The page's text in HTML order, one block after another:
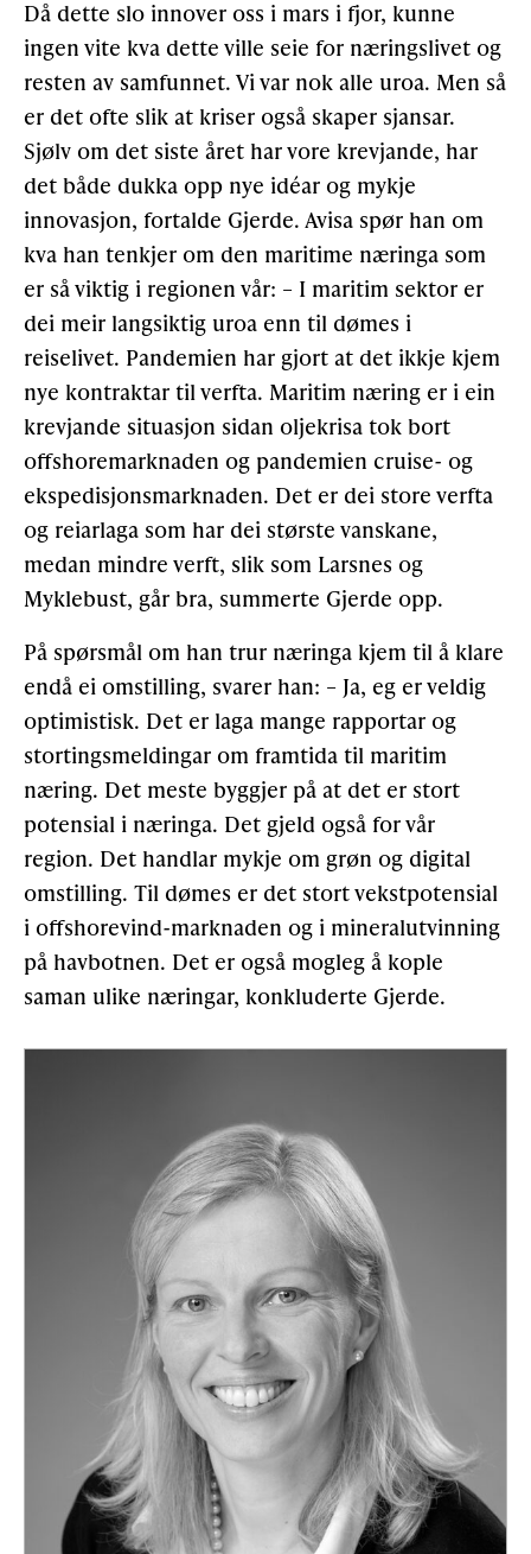
Då dette slo innover oss i mars i fjor, kunne
ingen vite kva dette ville seie for næringslivet og
resten av samfunnet. Vi var nok alle uroa. Men så
er det ofte slik at kriser også skaper sjansar.
Sjølv om det siste året har vore krevjande, har
det både dukka opp nye idéar og mykje
innovasjon, fortalde Gjerde. Avisa spør han om
kva han tenkjer om den maritime næringa som
er så viktig i regionen vår: – I maritim sektor er
dei meir langsiktig uroa enn til dømes i
reiselivet. Pandemien har gjort at det ikkje kjem
nye kontraktar til verfta. Maritim næring er i ein
krevjande situasjon sidan oljekrisa tok bort
offshoremarknaden og pandemien cruise- og
ekspedisjonsmarknaden. Det er dei store verfta
og reiarlaga som har dei største vanskane,
medan mindre verft, slik som Larsnes og
Myklebust, går bra, summerte Gjerde opp.
På spørsmål om han trur næringa kjem til å klare
endå ei omstilling, svarer han: – Ja, eg er veldig
optimistisk. Det er laga mange rapportar og
stortingsmeldingar om framtida til maritim
næring. Det meste byggjer på at det er stort
potensial i næringa. Det gjeld også for vår
region. Det handlar mykje om grøn og digital
omstilling. Til dømes er det stort vekstpotensial
i offshorevind-marknaden og i mineralutvinning
på havbotnen. Det er også mogleg å kople
saman ulike næringar, konkluderte Gjerde.